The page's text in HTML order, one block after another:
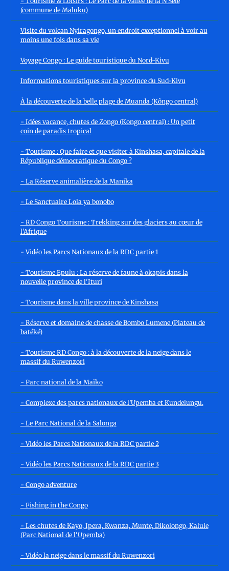
(commune de Maluku)
Visite du volcan Nyiragongo, un endroit exceptionnel à voir au
moins une fois dans sa vie
Voyage Congo : Le guide touristique du Nord-Kivu
Informations touristiques sur la province du Sud-Kivu
À la découverte de la belle plage de Muanda (Kôngo central)
- Idées vacance, chutes de Zongo (Kongo central) : Un petit
coin de paradis tropical
- Tourisme : Que faire et que visiter à Kinshasa, capitale de la
République démocratique du Congo ?
- La Réserve animalière de la Manika
- Le Sanctuaire Lola ya bonobo
- RD Congo Tourisme : Trekking sur des glaciers au cœur de
l’Afrique
- Vidéo les Parcs Nationaux de la RDC partie 1
- Tourisme Epulu : La réserve de faune à okapis dans la
nouvelle province de l'Ituri
- Tourisme dans la ville province de Kinshasa
- Réserve et domaine de chasse de Bombo Lumene (Plateau de
batéké)
- Tourisme RD Congo : à la découverte de la neige dans le
massif du Ruwenzori
- Parc national de la Maïko
- Complexe des parcs nationaux de l’Upemba et Kundelungu.
- Le Parc National de la Salonga
- Vidéo les Parcs Nationaux de la RDC partie 2
- Vidéo les Parcs Nationaux de la RDC partie 3
- Congo adventure
- Fishing in the Congo
- Les chutes de Kayo, Ipera, Kwanza, Munte, Dikolongo, Kalule
(Parc National de l'Upemba)
- Vidéo la neige dans le massif du Ruwenzori